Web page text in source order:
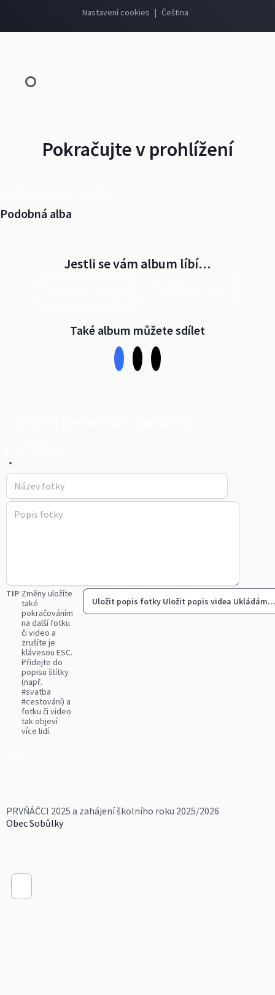
Nastavení cookies | Čeština
Pokračujte v prohlížení
Podobná alba
Jestli se vám album líbí…
Také album můžete sdílet
•
TIP Změny uložíte
také
pokračováním
na další fotku
či video a
zrušíte je
klávesou ESC.
Přidejte do
popisu štítky
(např.
#svatba
#cestování) a
fotku či video
tak objeví
více lidí.
Uložit popis fotky Uložit popis videa
PRVŇÁČCI 2025 a zahájení školního roku 2025/2026
Obec Sobůlky